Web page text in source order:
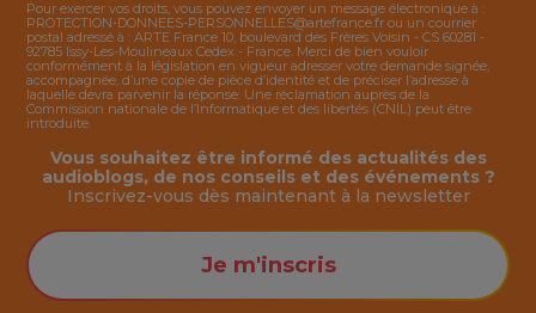
Pour exercer vos droits, vous pouvez envoyer un message électronique à :
PROTECTION-DONNEES-PERSONNELLES@artefrance.fr ou un courrier
postal adressé à : ARTE France 10, boulevard des Frères Voisin - CS 60281 -
92785 Issy-Les-Moulineaux Cedex - France. Merci de bien vouloir
conformément à la législation en vigueur adresser votre demande signée,
accompagnée, d’une copie de pièce d’identité et de préciser l’adresse à
laquelle devra parvenir la réponse. Une réclamation auprès de la
Commission nationale de l’Informatique et des libertés (CNIL) peut être
introduite.
Vous souhaitez être informé des actualités des
audioblogs, de nos conseils et des événements ?
Inscrivez-vous dès maintenant à la newsletter
Je m'inscris